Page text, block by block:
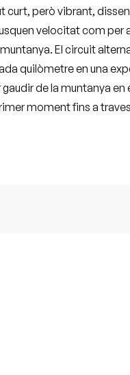
curt, però vibrant,
velocitat com per
El circuit
quilòmetre en una
de la muntanya en
moment fins a